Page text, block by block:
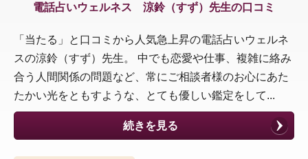
電話占いウェルネス 涼鈴（すず）先生の口コミ
「当たる」と口コミから人気急上昇の電話占いウェルネ
スの涼鈴（すず）先生。 中でも恋愛や仕事、複雑に絡み
合う人間関係の問題など、常にご相談者様のお心にあた
たかい光をともすような、とても優しい鑑定をして...
続きを見る